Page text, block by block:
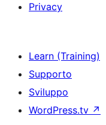
Privacy
Learn (Training)
Supporto
Sviluppo
WordPress.tv ↗